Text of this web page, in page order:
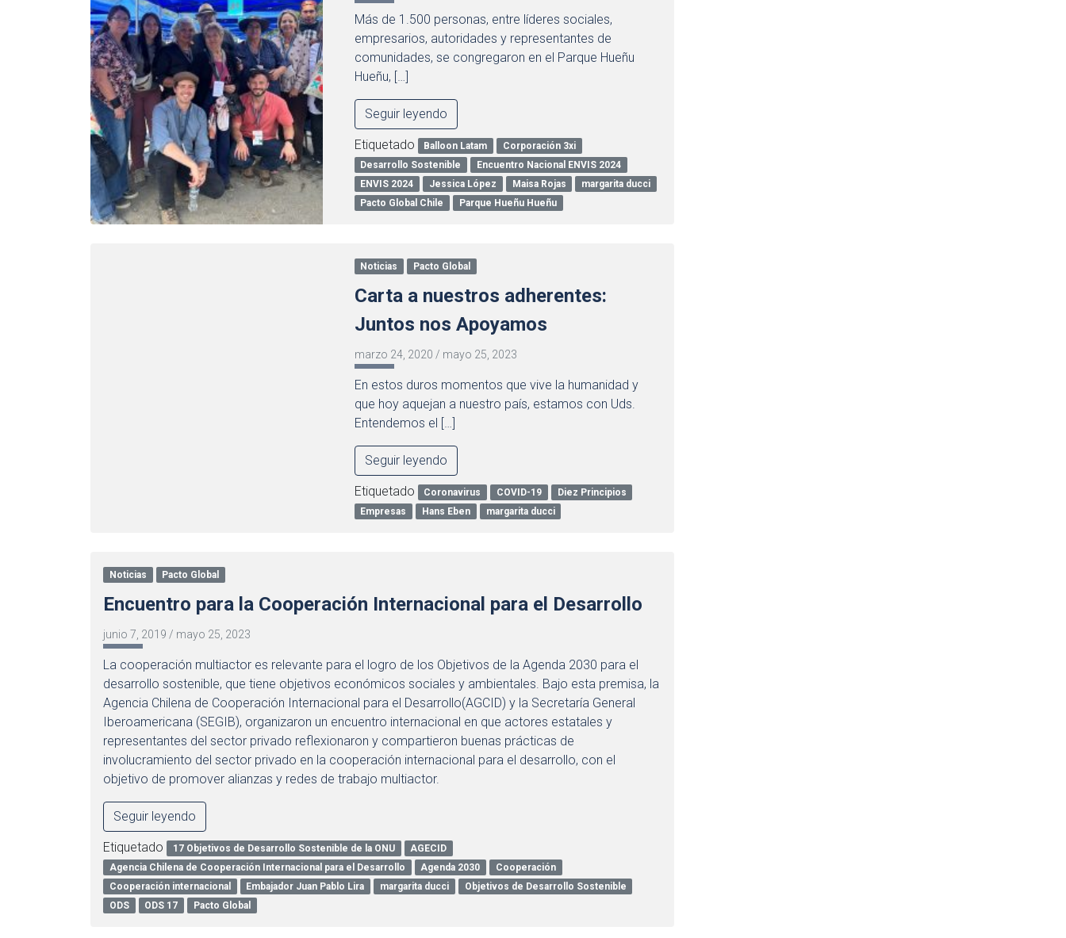
Más de 1.500 personas, entre líderes sociales,
empresarios, autoridades y representantes de
comunidades, se congregaron en el Parque Hueñu
Hueñu, […]
Seguir leyendo
Etiquetado Balloon Latam
Corporación 3xi
Desarrollo Sostenible
Encuentro Nacional ENVIS 2024
ENVIS 2024
Jessica López Maisa Rojas
margarita ducci
Pacto Global Chile
Parque Hueñu Hueñu
Noticias Pacto Global
Carta a nuestros adherentes:
Juntos nos Apoyamos
marzo 24, 2020 / mayo 25, 2023
En estos duros momentos que vive la humanidad y
que hoy aquejan a nuestro país, estamos con Uds.
Entendemos el […]
Seguir leyendo
Etiquetado Coronavirus COVID-19
Diez Principios
Empresas
Hans Eben margarita ducci
Noticias Pacto Global
Encuentro para la Cooperación Internacional para el Desarrollo
junio 7, 2019 / mayo 25, 2023
La cooperación multiactor es relevante para el logro de los Objetivos de la Agenda 2030 para el
desarrollo sostenible, que tiene objetivos económicos sociales y ambientales. Bajo esta premisa, la
Agencia Chilena de Cooperación Internacional para el Desarrollo(AGCID) y la Secretaría General
Iberoamericana (SEGIB), organizaron un encuentro internacional en que actores estatales y
representantes del sector privado reflexionaron y compartieron buenas prácticas de
involucramiento del sector privado en la cooperación internacional para el desarrollo, con el
objetivo de promover alianzas y redes de trabajo multiactor.
Seguir leyendo
Etiquetado 17 Objetivos de Desarrollo Sostenible de la ONU
AGECID
Agencia Chilena de Cooperación Internacional para el Desarrollo
Agenda 2030
Cooperación
Cooperación internacional
Embajador Juan Pablo Lira margarita ducci
Objetivos de Desarrollo Sostenible
ODS
ODS 17 Pacto Global